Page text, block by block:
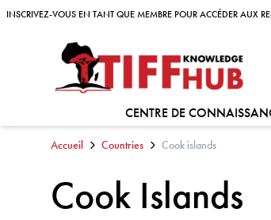
Skip to content
INSCRIVEZ-VOUS EN TANT QUE MEMBRE POUR ACCÉDER AUX
INSCRIVEZ-VOUS EN TANT QUE MEMBRE POUR ACCÉDER AUX
CENTRE DE
Accueil Countries Cook islands
Cook Islands